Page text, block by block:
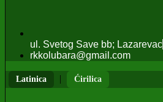
ul. Svetog Save bb; Lazarevac
rkkolubara@gmail.com
Latinica | Ćirilica